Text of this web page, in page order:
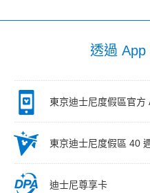
透過 App
東京迪士尼度假區官
東京迪士尼度假區 40
迪士尼尊享卡